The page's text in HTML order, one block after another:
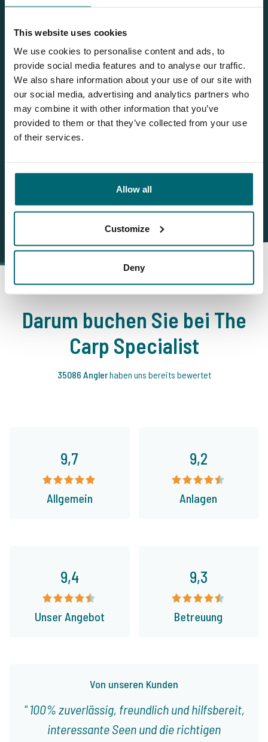
This website uses cookies
We use cookies to personalise content and ads, to
provide social media features and to analyse our traffic.
We also share information about your use of our site with
our social media, advertising and analytics partners who
may combine it with other information that you’ve
provided to them or that they’ve collected from your use
of their services.
Allow all
Customize
Deny
Neueste Beiträge
VIDEO TIME vom Etang des Gaulois: LIVE DRILL 36,75kg
Karpfen, neuer PB und 20 und 25kg+ Karpfen von Lizette und
Bianca
Familienurlaub am Etang des Gaulois
Christopher fängt Falbala und gewinnt eine Gratiswoche am
Gaulois
"Karpfenangler unter sich" am Etang des Gaulois
Darum buchen Sie bei The
Carp Specialist
35086 Anglerhaben uns bereits bewertet
9,7
Allgemein
9,2
Anlagen
Von unseren Kunden
100% zuverlässig, freundlich und hilfsbereit,
interessante Seen und die richtigen
9,4
Unser Angebot
9,3
Betreuung